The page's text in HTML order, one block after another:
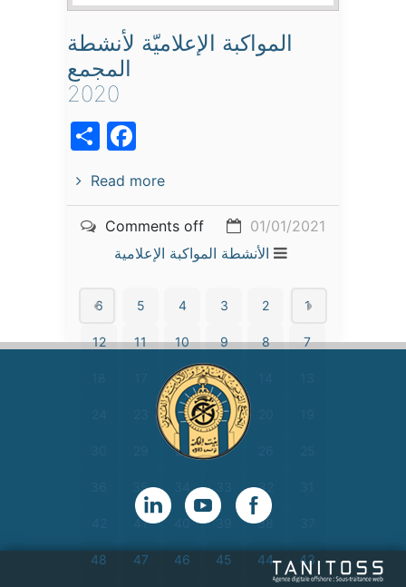
المواكبة الإعلاميّة لأنشطة
المجمع
2020
Read more
01/01/2021
Comments off
الأنشطة المواكبة الإعلامية
1
2
3
4
5
6
7
8
9
10
11
12
15
16
21
22
27
28
32
35
38
39
40
41
43
44
45
46
47
48